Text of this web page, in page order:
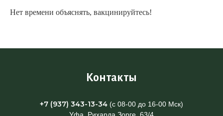
Нет времени объяснять, вакцинируйтесь!
+7 (937) 343-13-34 (с 08-00 до 16-00 Мск)
Контакты